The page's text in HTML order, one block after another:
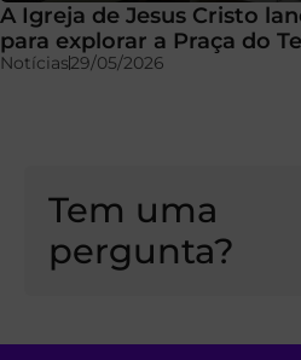
A Igreja de Jesus Cristo
para explorar a Praça do
Notícias29/05/2026
Tem uma
pergunta?